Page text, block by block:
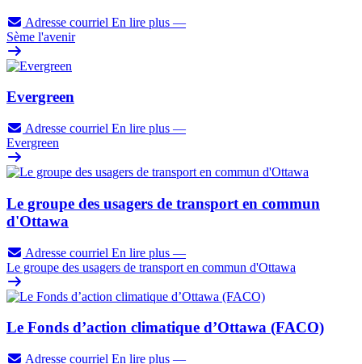
Adresse courriel En lire plus —
Sème l'avenir
Evergreen
Adresse courriel En lire plus —
Evergreen
Le groupe des usagers de transport en commun
d'Ottawa
Adresse courriel En lire plus —
Le groupe des usagers de transport en commun d'Ottawa
Le Fonds d’action climatique d’Ottawa (FACO)
Adresse courriel En lire plus —